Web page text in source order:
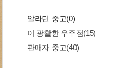
알라딘 중고(0)
이 광활한 우주점(15)
판매자 중고(40)